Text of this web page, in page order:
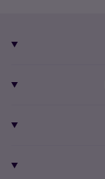
Alle telefoons
iPhone 16